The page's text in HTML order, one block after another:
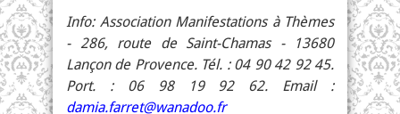
Info: Association Manifestations à Thèmes
- 286, route de Saint-Chamas - 13680
Lançon de Provence. Tél. : 04 90 42 92 45.
Port. : 06 98 19 92 62. Email :
damia.farret@wanadoo.fr